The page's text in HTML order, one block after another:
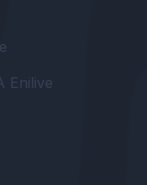
Enilive